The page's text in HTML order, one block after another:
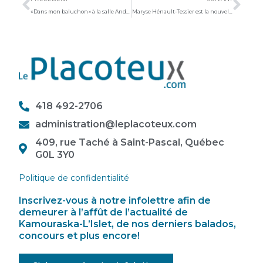
418 492-2706
administration@leplacoteux.com
409, rue Taché à Saint-Pascal, Québec
G0L 3Y0
Politique de confidentialité
Inscrivez-vous à notre infolettre afin de
demeurer à l’affût de l’actualité de
Kamouraska-L’Islet, de nos derniers balados,
concours et plus encore!